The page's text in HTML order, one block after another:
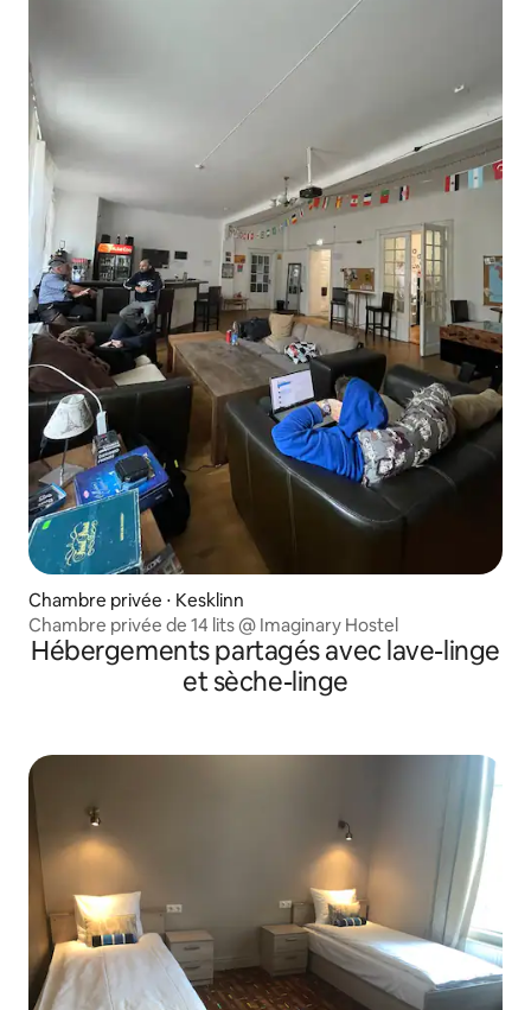
Chambre privée ⋅ Kesklinn
Chambre privée de 14 lits @ Imaginary Hostel
Hébergements partagés avec lave-linge
et sèche-linge